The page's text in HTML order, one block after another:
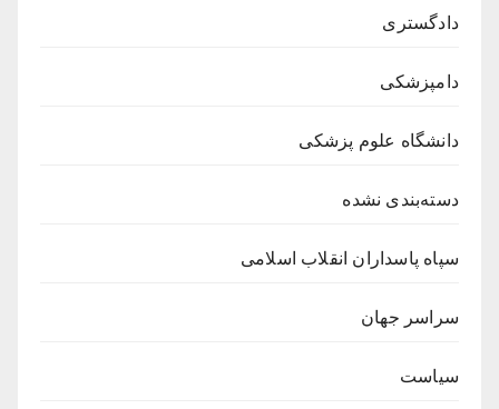
دادگستری
دامپزشکی
دانشگاه علوم پزشکی
دسته‌بندی نشده
سپاه پاسداران انقلاب اسلامی
سراسر جهان
سیاست